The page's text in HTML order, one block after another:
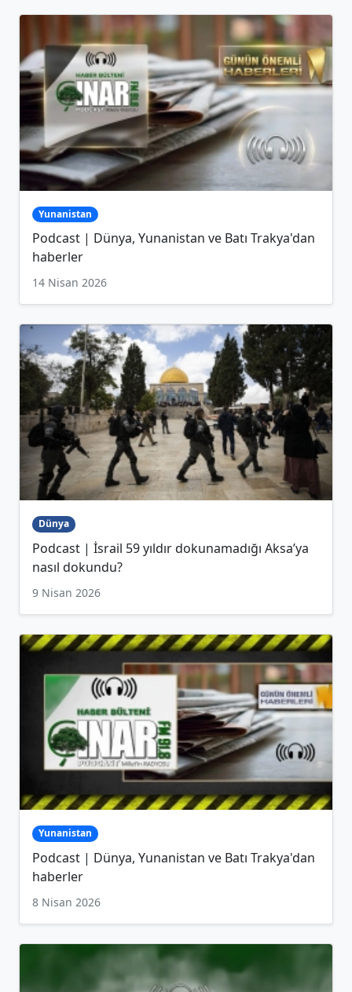
Yunanistan
Podcast | Dünya, Yunanistan ve Batı Trakya'dan
haberler
14 Nisan 2026
Dünya
Podcast | İsrail 59 yıldır dokunamadığı Aksa’ya
nasıl dokundu?
9 Nisan 2026
Yunanistan
Podcast | Dünya, Yunanistan ve Batı Trakya'dan
haberler
8 Nisan 2026